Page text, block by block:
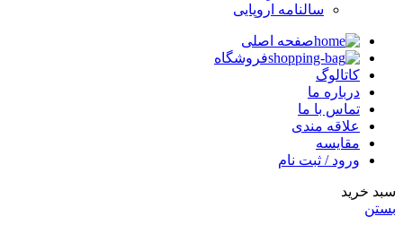
سالنامه اروپایی
صفحه اصلی
فروشگاه
کاتالوگ
درباره ما
تماس با ما
علاقه مندی
مقایسه
ورود / ثبت نام
سبد خرید
بستن